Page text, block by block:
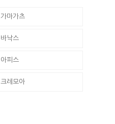
가마가츠
바낙스
아피스
크레모아